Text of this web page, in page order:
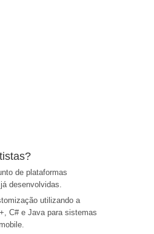
de plataformas
desenvolvidas.
utilizando a
C# e Java para sistemas